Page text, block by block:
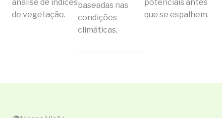
análise de índices
de vegetação.
baseadas nas
condições
climáticas.
potenciais antes
que se espalhem.